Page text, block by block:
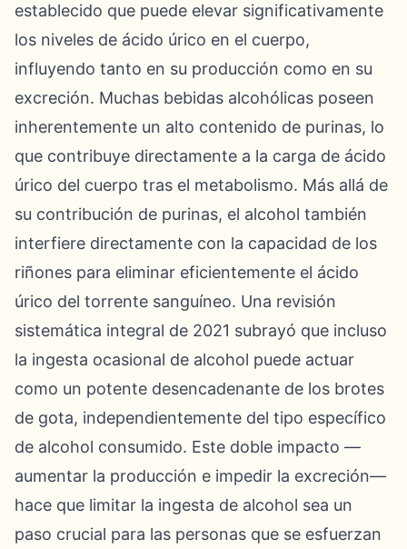
establecido que puede elevar significativamente
los niveles de ácido úrico en el cuerpo,
influyendo tanto en su producción como en su
excreción. Muchas bebidas alcohólicas poseen
inherentemente un alto contenido de purinas, lo
que contribuye directamente a la carga de ácido
úrico del cuerpo tras el metabolismo. Más allá de
su contribución de purinas, el alcohol también
interfiere directamente con la capacidad de los
riñones para eliminar eficientemente el ácido
úrico del torrente sanguíneo. Una revisión
sistemática integral de 2021 subrayó que incluso
la ingesta ocasional de alcohol puede actuar
como un potente desencadenante de los brotes
de gota, independientemente del tipo específico
de alcohol consumido. Este doble impacto —
aumentar la producción e impedir la excreción—
hace que limitar la ingesta de alcohol sea un
paso crucial para las personas que se esfuerzan